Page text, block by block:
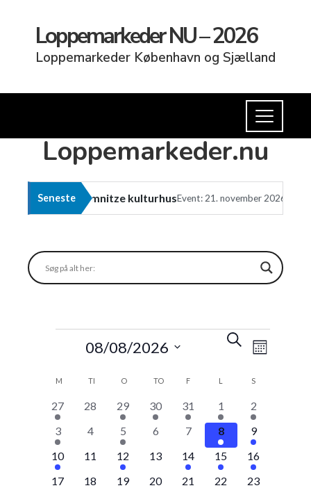
Loppemarkeder NU – 2026
Loppemarkeder København og Sjælland
Loppemarkeder.nu
Seneste
i Kramnitze kulturhusEvent: 21. november 2026 kl. 11:00 Event
Søgning
og
Søg
efter
Måned
08/08/2026
Kalender
af
Begivenheder
M TI O TO F L S
1
begivenhed
27
0
begivenheder
28
3
begivenheder
29
1
begivenhed
30
1
begivenhed
31
29
begivenheder
1
30
2
1
begivenhed
3
0
begivenheder
4
3
begivenheder
5
0
begivenheder
6
0
begivenheder
7
32
begivenheder
8
24
9
1
begivenhed
10
0
begivenheder
11
3
begivenheder
12
0
begivenheder
13
1
begivenhed
14
37
begivenheder
15
29
begivenheder
16
1
17
0
18
3
19
0
20
2
21
28
22
29
23